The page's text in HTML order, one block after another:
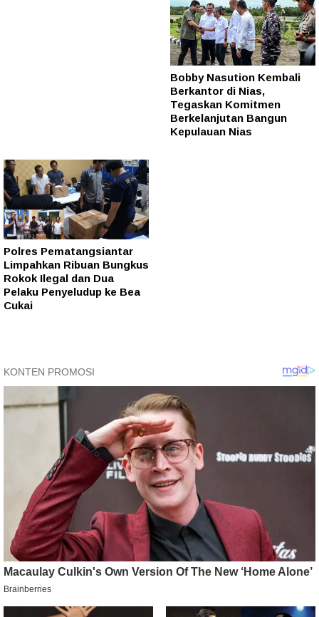
Bobby Nasution Kembali
Berkantor di Nias,
Tegaskan Komitmen
Berkelanjutan Bangun
Kepulauan Nias
Polres Pematangsiantar
Limpahkan Ribuan Bungkus
Rokok Ilegal dan Dua
Pelaku Penyeludup ke Bea
Cukai